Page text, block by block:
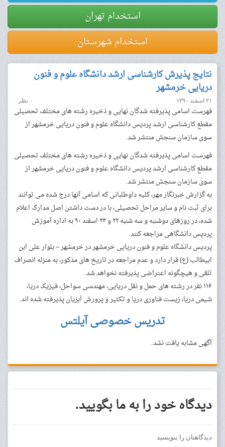
استخدام تهران
استخدام شهرستان
نتایج پذیرش کارشناسی ارشد دانشگاه علوم و فنون
دریایی خرمشهر
۲۱ اسفند ۱۳۹۰ ۰ نظر
فهرست اسامی پذیرفته شدگان نهایی و ذخیره رشته های مختلف تحصیلی
مقطع کارشناسی ارشد پردیس دانشگاه علوم و فنون دریایی خرمشهر از
سوی سازمان سنجش منتشر شد.
فهرست اسامی پذیرفته شدگان نهایی و ذخیره رشته های مختلف تحصیلی
مقطع کارشناسی ارشد پردیس دانشگاه علوم و فنون دریایی خرمشهر از
سوی سازمان سنجش منتشر شد.
به گزارش خبرنگار مهر، کلیه داوطلبانی که اسامی آنها درج شده می توانند
برای ثبت نام و سایر مراحل تحصیلی، با در دست داشتن اصل مدارک اعلام
شده، در روزهای دوشنبه و سه شنبه ۲۲ و ۲۳ اسفند ۹۰ به اداره آموزش
پردیس دانشگاهی مراجعه کنند.
پردیس دانشگاه علوم و فنون دریایی خرمشهر در خرمشهر – بلوار علی ابن
ابیطالب (ع) قرار دارد و عدم مراجعه در تاریخ های مذکور، به منزله انصراف
تلقی و هیچگونه اعتراضی پذیرفته نخواهد شد.
۱۱۶ نفر در رشته های حمل و نقل دریایی، مهندسی سواحل، فیزیک دریا،
شیمی دریا، زیست فناوری دریا و تکثیر و پرورش آبزیان پذیرفته شده اند.
تدریس خصوصی آیلتس
آگهی مشابه یافت نشد.
دیدگاه خود را به ما بگویید.
دیدگاهتان را بنویسید